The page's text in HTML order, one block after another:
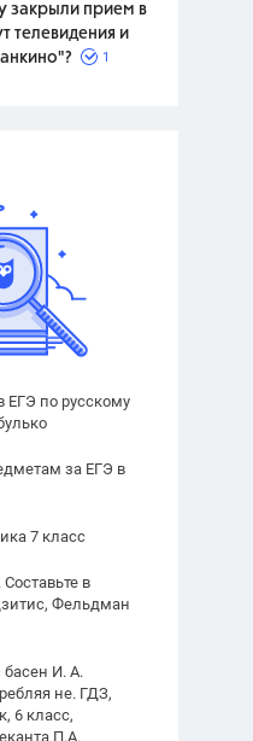
закрыли прием в
телевидения и
1
ЕГЭ по русскому
за ЕГЭ в
7 класс
в
Фельдман
И. А.
не. ГДЗ,
6 класс,
П.А.